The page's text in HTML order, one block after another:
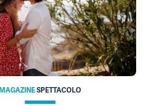
MAGAZINESPETTACOLO